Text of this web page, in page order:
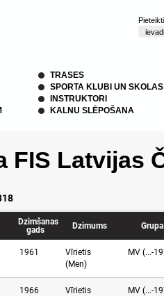
TRASES
SPORTA KLUBI UN SKOLAS
INSTRUKTORI
KALNU SLĒPOŠANA
FIS Latvijas
Dzimšanas
gads
Dzimums Grupa
1961
Vīrietis
(Men)
MV (...-
1966
Vīrietis
MV (...-